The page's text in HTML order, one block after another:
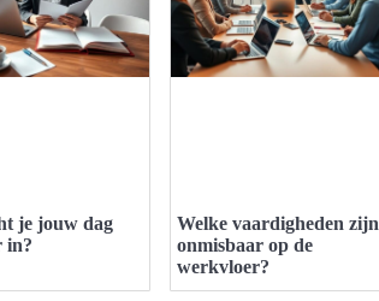
je jouw dag
in?
Welke vaardigheden zijn
onmisbaar op de
werkvloer?